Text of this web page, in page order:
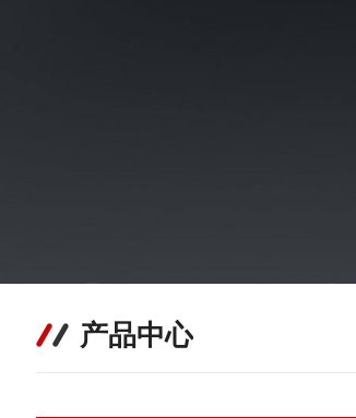
产品中心